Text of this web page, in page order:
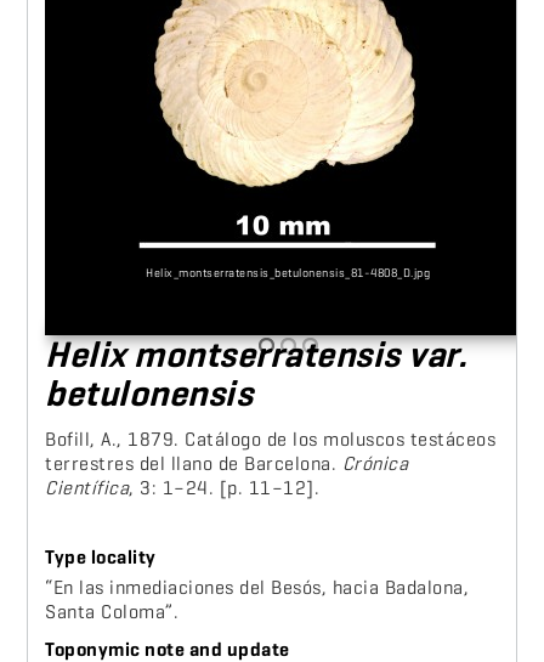
Helix_montserratensis_betulonensis_81-4808_D.jpg
Helix montserratensis var.
betulonensis
Bofill, A., 1879. Catálogo de los moluscos testáceos
terrestres del llano de Barcelona. Crónica
Científica, 3: 1–24. [p. 11–12].
Type locality
“En las inmediaciones del Besós, hacia Badalona,
Santa Coloma”.
Toponymic note and update